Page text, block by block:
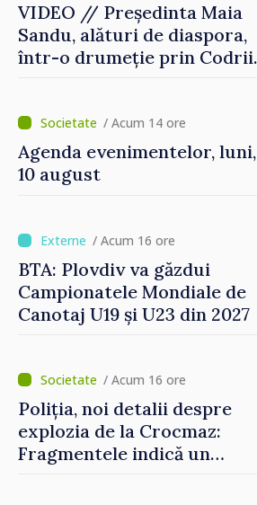
VIDEO // Președinta Maia
Sandu, alături de diaspora,
într-o drumeție prin Codrii
/ Acum 14 ore
Agenda evenimentelor, luni,
10 august
/ Acum 16 ore
BTA: Plovdiv va găzdui
Campionatele Mondiale de
Canotaj U19 și U23 din 2027
/ Acum 16 ore
Poliția, noi detalii despre
explozia de la Crocmaz:
Fragmentele indică un